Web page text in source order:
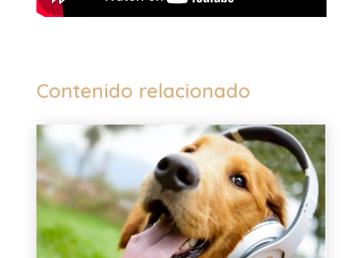
Contenido relacionado